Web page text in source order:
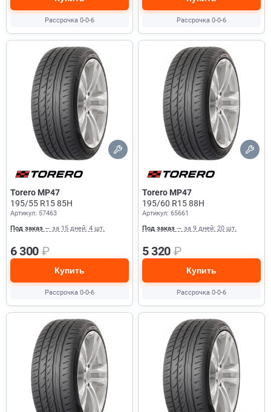
Рассрочка 0-0-6 Рассрочка 0-0-6
Torero MP47
195/55 R15 85H
Артикул: 57463
Под заказ — за 15 дней: 4 шт.
6 300 ₽
Купить
Рассрочка 0-0-6
Torero MP47
195/60 R15 88H
Артикул: 65661
Под заказ — за 9 дней: 20 шт.
5 320 ₽
Купить
Рассрочка 0-0-6